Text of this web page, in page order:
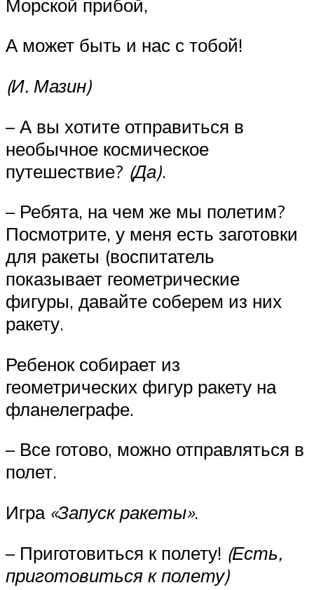
Морской прибой,
А может быть и нас с тобой!
(И. Мазин)
– А вы хотите отправиться в
необычное космическое
путешествие? (Да).
– Ребята, на чем же мы полетим?
Посмотрите, у меня есть заготовки
для ракеты (воспитатель
показывает геометрические
фигуры, давайте соберем из них
ракету.
Ребенок собирает из
геометрических фигур ракету на
фланелеграфе.
– Все готово, можно отправляться в
полет.
Игра «Запуск ракеты».
– Приготовиться к полету! (Есть,
приготовиться к полету)